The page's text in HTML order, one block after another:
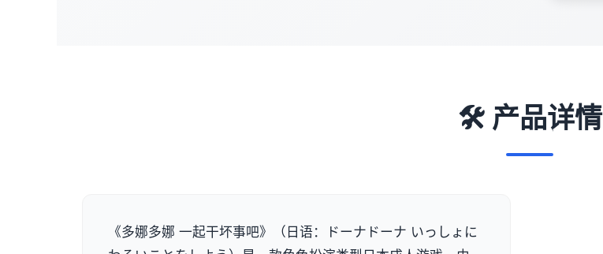
🛠️ 产品详情
《多娜多娜 一起干坏事吧》（日语：ドーナドーナ いっしょに